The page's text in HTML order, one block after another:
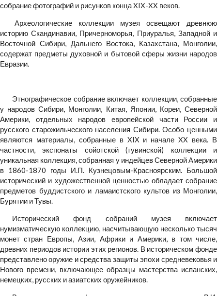
собрание фотографий и рисунков конца XIX-XX веков.
Археологические коллекции музея освещают древнюю
историю Скандинавии, Причерноморья, Приуралья, Западной и
Восточной Сибири, Дальнего Востока, Казахстана, Монголии,
содержат предметы духовной и бытовой сферы жизни народов
Евразии.
Этнографическое собрание включает коллекции, собранные
у народов Сибири, Монголии, Китая, Японии, Кореи, Северной
Америки, отдельных народов европейской части России и
русского старожильческого населения Сибири. Особо ценными
являются материалы, собранные в XIX и начале XX века. В
частности, экспонаты сойотской (тувинской) коллекции и
уникальная коллекция, собранная у индейцев Северной Америки
в 1860-1870 годы И.П. Кузнецовым-Красноярским. Большой
исторический и художественной ценностью обладает собрание
предметов буддистского и ламаистского культов из Монголии,
Бурятии и Тувы.
Исторический фонд собраний музея включает
нумизматическую коллекцию, насчитывающую несколько тысяч
монет стран Европы, Азии, Африки и Америки, в том числе,
древних периодов истории этих регионов. В историческом фонде
представлено оружие и средства защиты эпохи средневековья и
Нового времени, включающее образцы мастерства испанских,
немецких, русских и азиатских оружейников.